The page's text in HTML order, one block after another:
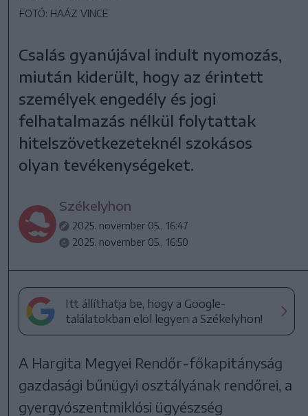
FOTÓ: HAÁZ VINCE
Csalás gyanújával indult nyomozás,
miután kiderült, hogy az érintett
személyek engedély és jogi
felhatalmazás nélkül folytattak
hitelszövetkezeteknél szokásos
olyan tevékenységeket.
Székelyhon
2025. november 05., 16:47
2025. november 05., 16:50
Itt állíthatja be, hogy a Google-
találatokban elöl legyen a Székelyhon!
A Hargita Megyei Rendőr-főkapitányság
gazdasági bűnügyi osztályának rendőrei, a
gyergyószentmiklósi ügyészség